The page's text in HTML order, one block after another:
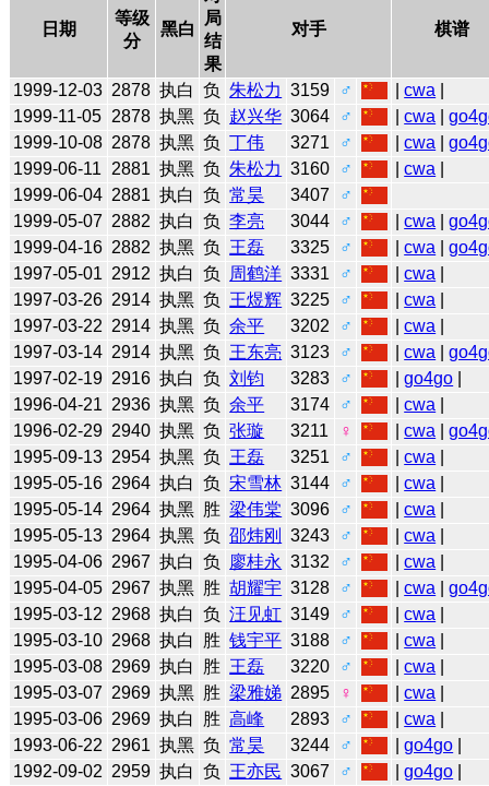
日期
等级
分
黑白
局
结
果
对手 棋谱
1999-12-03 2878 执白 负 朱松力 3159 ♂ |cwa
1999-11-05 2878 执黑 负 赵兴华 3064 ♂ |cwa |
1999-10-08 2878 执黑 负 丁伟 3271 ♂ |cwa |
1999-06-11
2881 执黑 负 朱松力 3160 ♂ |cwa
1999-06-04 2881 执白 负 常昊 3407
♂
1999-05-07 2882 执白 负 李亮 3044 ♂ |cwa |
1999-04-16 2882 执黑 负 王磊 3325 ♂ |cwa |
1997-05-01 2912 执白 负 周鹤洋 3331 ♂ |cwa
1997-03-26 2914 执黑 负 王煜辉 3225 ♂ |cwa
1997-03-22 2914 执黑 负 余平 3202 ♂ |cwa
1997-03-14 2914 执黑 负 王东亮 3123 ♂ |cwa |
1997-02-19 2916 执白 负 刘钧 3283 ♂ |go4go
1996-04-21 2936 执黑 负 余平 3174 ♂ |cwa
1996-02-29 2940 执黑 负 张璇 3211 ♀ |cwa |
1995-09-13 2954 执黑 负 王磊 3251 ♂ |cwa
1995-05-16 2964 执白 负 宋雪林 3144 ♂ |cwa
1995-05-14 2964 执黑 胜 梁伟棠 3096 ♂ |cwa
1995-05-13 2964 执黑 负 邵炜刚 3243 ♂ |cwa
1995-04-06 2967 执白 负 廖桂永 3132 ♂ |cwa
1995-04-05 2967 执黑 胜 胡耀宇 3128 ♂ |cwa |
1995-03-12 2968 执白 负 汪见虹 3149 ♂ |cwa
1995-03-10 2968 执白 胜 钱宇平 3188 ♂ |cwa
1995-03-08 2969 执白 胜 王磊 3220 ♂ |cwa
1995-03-07 2969 执黑 胜 梁雅娣 2895 ♀ |cwa
1995-03-06 2969 执白 胜 高峰 2893 ♂ |cwa
1993-06-22 2961 执黑 负 常昊 3244 ♂ |go4go
1992-09-02 2959 执白 负 王亦民 3067 ♂ |go4go